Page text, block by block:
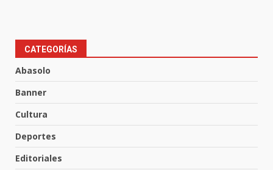
CATEGORÍAS
Abasolo
Banner
Cultura
Deportes
Editoriales
3
4
Valle de Santiago refuerza